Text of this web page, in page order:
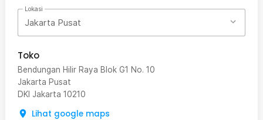
Lokasi
Jakarta Pusat
Toko
Bendungan Hilir Raya Blok G1 No. 10
Jakarta Pusat
DKI Jakarta 10210
Lihat google maps